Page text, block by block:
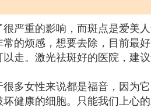
严重的影响，而斑点是爱美
的烦感，想要去除，目前最
走。激光祛斑好的医院，建
多女性来说都是福音，因为
健康的细胞。只能我们上心